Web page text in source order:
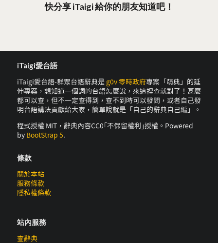
快分享 iTaigi 給你的朋友知道吧！
iTaigi愛台語
iTaigi愛台語-群眾台語辭典是 g0v 零時政府專案「萌典」的延
伸專案，想知道一個詞的台語怎麼說，來這裡查就對了！甚麼
都可以查，但不一定查得到，查不到時可以發問，或者自己發
明台語講法貢獻給大家，簡單說就是「自己的辭典自己編」。
程式授權 MIT，辭典內容CC0｢不保留權利｣授權。Powered
by BootStrap 5.
條款
關於本站
服務條款
隱私權條款
站內服務
查辭典